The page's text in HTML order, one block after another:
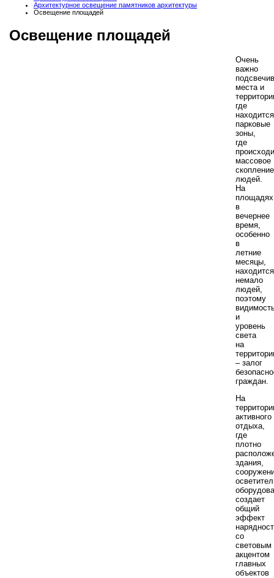
Архитектурное освещение памятников архитектуры
Освещение площадей
Освещение площадей
Очень
важно
места и
где
находится
парковые
зоны,
где
массовое
скопление
людей.
На
площадях
в
вечернее
время,
особенно
в
летние
месяцы,
находится
немало
людей,
поэтому
и
уровень
света
на
– залог
граждан.
На
активного
отдыха,
где
плотно
здания,
создает
общий
эффект
со
световым
акцентом
главных
объектов